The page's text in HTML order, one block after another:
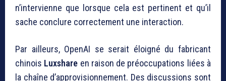
n’intervienne que lorsque cela est pertinent et qu’il
sache conclure correctement une interaction.
Par ailleurs, OpenAI se serait éloigné du fabricant
chinois Luxshare en raison de préoccupations liées à
la chaîne d’approvisionnement. Des discussions sont